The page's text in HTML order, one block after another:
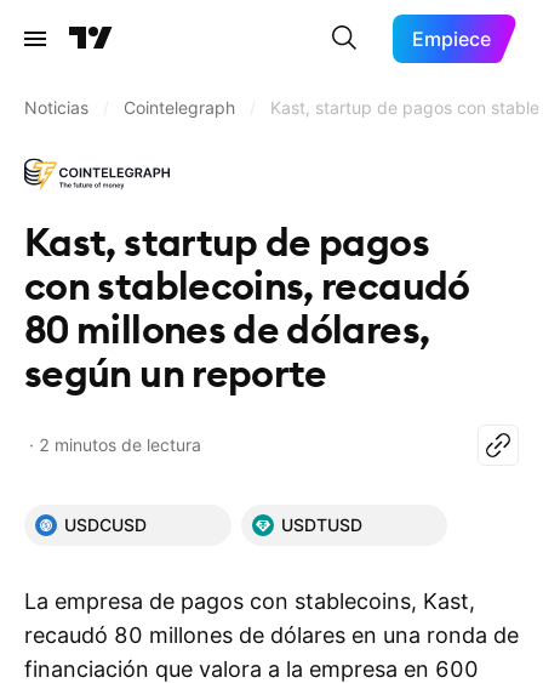
Empiece
Noticias Cointelegraph Kast, startup de pagos con
Kast, startup de pagos
con stablecoins, recaudó
80 millones de dólares,
según un reporte
2 minutos de lectura
USDCUSD USDTUSD
La empresa de pagos con stablecoins, Kast,
recaudó 80 millones de dólares en una ronda de
financiación que valora a la empresa en 600